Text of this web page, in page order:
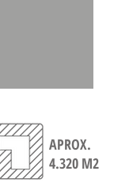
APROX.
4.320 M2